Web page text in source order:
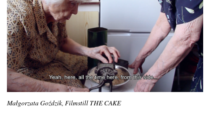
Małgorzata Goździk, Filmstill THE CAKE